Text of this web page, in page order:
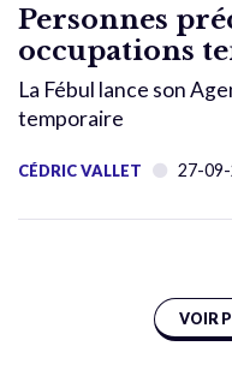
Personnes
occupations
La Fébul lance son
temporaire
CÉDRIC VALLET 27-
VOIR